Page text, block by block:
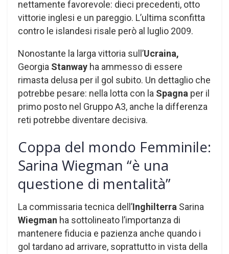
nettamente favorevole: dieci precedenti, otto
vittorie inglesi e un pareggio. L’ultima sconfitta
contro le islandesi risale però al luglio 2009.
Nonostante la larga vittoria sull’Ucraina,
Georgia Stanway ha ammesso di essere
rimasta delusa per il gol subito. Un dettaglio che
potrebbe pesare: nella lotta con la Spagna per il
primo posto nel Gruppo A3, anche la differenza
reti potrebbe diventare decisiva.
Coppa del mondo Femminile:
Sarina Wiegman “è una
questione di mentalità”
La commissaria tecnica dell’Inghilterra Sarina
Wiegman ha sottolineato l’importanza di
mantenere fiducia e pazienza anche quando i
gol tardano ad arrivare, soprattutto in vista della